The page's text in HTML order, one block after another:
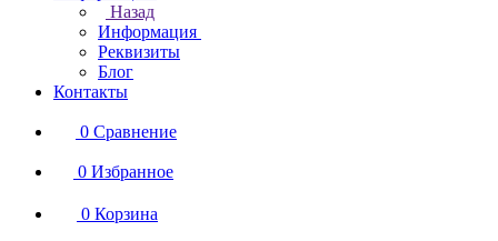
Назад
Информация
Реквизиты
Блог
Контакты
0 Сравнение
0 Избранное
0 Корзина